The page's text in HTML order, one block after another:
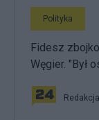
Polityka
Fidesz
Węgier. "Był
Redakcja